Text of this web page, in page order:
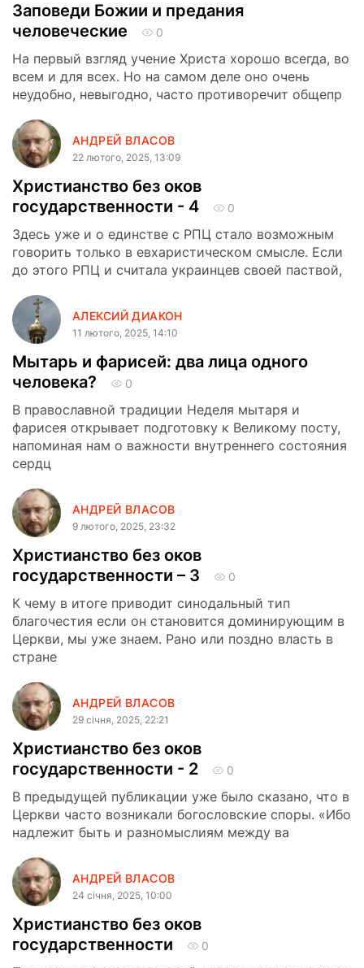
Заповеди Божии и предания
человеческие
0
На первый взгляд учение Христа хорошо всегда, во
всем и для всех. Но на самом деле оно очень
неудобно, невыгодно, часто противоречит общепр
АНДРЕЙ ВЛАСОВ
22 лютого, 2025, 13:09
Христианство без оков
государственности - 4
0
Здесь уже и о единстве с РПЦ стало возможным
говорить только в евхаристическом смысле. Если
до этого РПЦ и считала украинцев своей паствой,
АЛЕКСИЙ ДИАКОН
11 лютого, 2025, 14:10
Мытарь и фарисей: два лица одного
человека?
0
В православной традиции Неделя мытаря и
фарисея открывает подготовку к Великому посту,
напоминая нам о важности внутреннего состояния
сердц
АНДРЕЙ ВЛАСОВ
9 лютого, 2025, 23:32
Христианство без оков
государственности – 3
0
К чему в итоге приводит синодальный тип
благочестия если он становится доминирующим в
Церкви, мы уже знаем. Рано или поздно власть в
стране
АНДРЕЙ ВЛАСОВ
29 сiчня, 2025, 22:21
Христианство без оков
государственности - 2
0
В предыдущей публикации уже было сказано, что в
Церкви часто возникали богословские споры. «Ибо
надлежит быть и разномыслиям между ва
АНДРЕЙ ВЛАСОВ
24 сiчня, 2025, 10:00
Христианство без оков
государственности
0